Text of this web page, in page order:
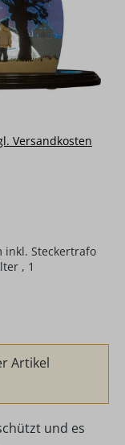
Versandkosten
inkl. Steckertrafo
, 1
Artikel
und es